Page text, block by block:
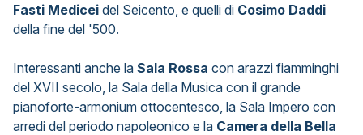
Fasti Medicei del Seicento, e quelli di Cosimo Daddi
della fine del '500.
Interessanti anche la Sala Rossa con arazzi fiamminghi
del XVII secolo, la Sala della Musica con il grande
pianoforte-armonium ottocentesco, la Sala Impero con
arredi del periodo napoleonico e la Camera della Bella